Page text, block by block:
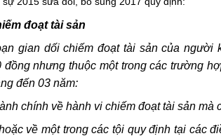
đoạt tài sản
gian dối chiếm đoạt tài sản của người
nhưng thuộc một trong các trường
đến 03 năm:
chính về hành vi chiếm đoạt tài sản mà
về một trong các tội quy định tại các